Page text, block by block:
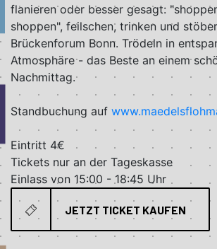
flanieren oder besser gesagt:
shoppen", feilschen, trinken und
Brückenforum Bonn. Trödeln in
Atmosphäre - das Beste an einem
Nachmittag.
Standbuchung auf
Eintritt 4€
Tickets nur an der Tageskasse
Einlass von 15:00 - 18:45 Uhr
JETZT TICKET KAUFEN